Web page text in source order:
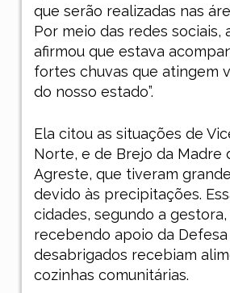
que serão realizadas nas
Por meio das redes sociais,
afirmou que estava
fortes chuvas que atingem
do nosso estado”.
Ela citou as situações de
Norte, e de Brejo da Madre
Agreste, que tiveram
devido às precipitações.
cidades, segundo a
recebendo apoio da Defesa
desabrigados recebiam
cozinhas comunitárias.